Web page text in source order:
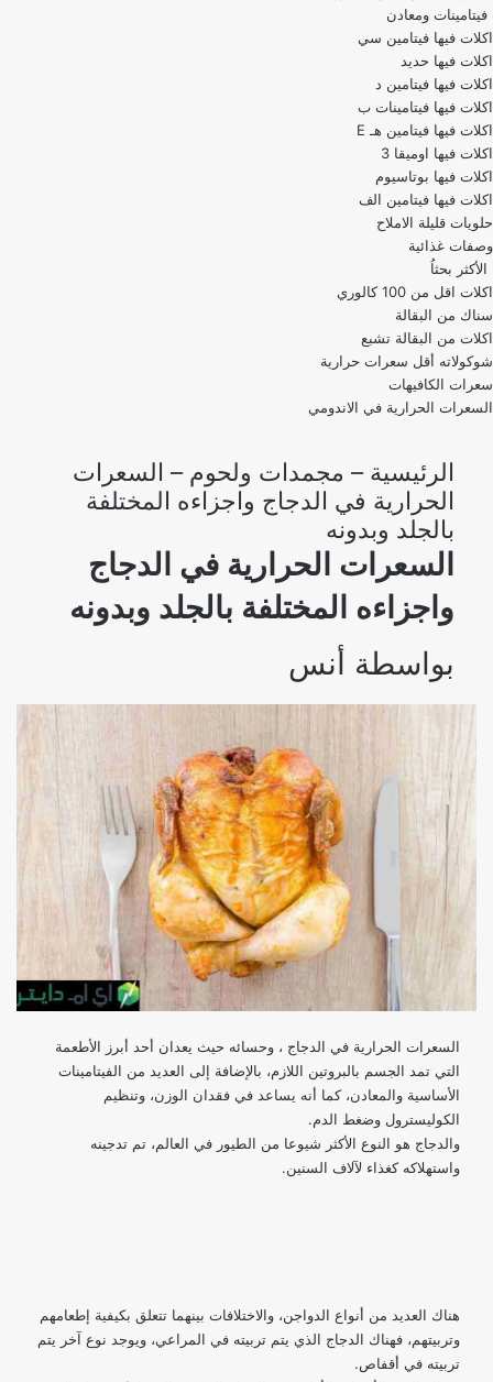
فيتامينات ومعادن
اكلات فيها فيتامين سي
اكلات فيها حديد
اكلات فيها فيتامين د
اكلات فيها فيتامينات ب
اكلات فيها فيتامين هـ E
اكلات فيها اوميقا 3
اكلات فيها بوتاسيوم
اكلات فيها فيتامين الف
حلويات قليلة الاملاح
وصفات غذائية
الأكثر بحثاُ
اكلات اقل من 100 كالوري
اكلات من البقالة تشبع
شوكولاته أقل سعرات حرارية
سعرات الكافيهات
السعرات الحرارية في الاندومي
الرئيسية – مجمدات ولحوم – السعرات
الحرارية في الدجاج واجزاءه المختلفة
بالجلد وبدونه
السعرات الحرارية في الدجاج
واجزاءه المختلفة بالجلد وبدونه
بواسطة أنس
السعرات الحرارية في الدجاج ، وحسائه حيث يعدان أحد أبرز الأطعمة
التي تمد الجسم بالبروتين اللازم، بالإضافة إلى العديد من الفيتامينات
الأساسية والمعادن، كما أنه يساعد في فقدان الوزن، وتنظيم
الكوليسترول وضغط الدم.
والدجاج هو النوع الأكثر شيوعا من الطيور في العالم، تم تدجينه
واستهلاكه كغذاء لآلاف السنين.
هناك العديد من أنواع الدواجن، والاختلافات بينهما تتعلق بكيفية إطعامهم
وتربيتهم، فهناك الدجاج الذي يتم تربيته في المراعي، ويوجد نوع آخر يتم
تربيته في أقفاص.